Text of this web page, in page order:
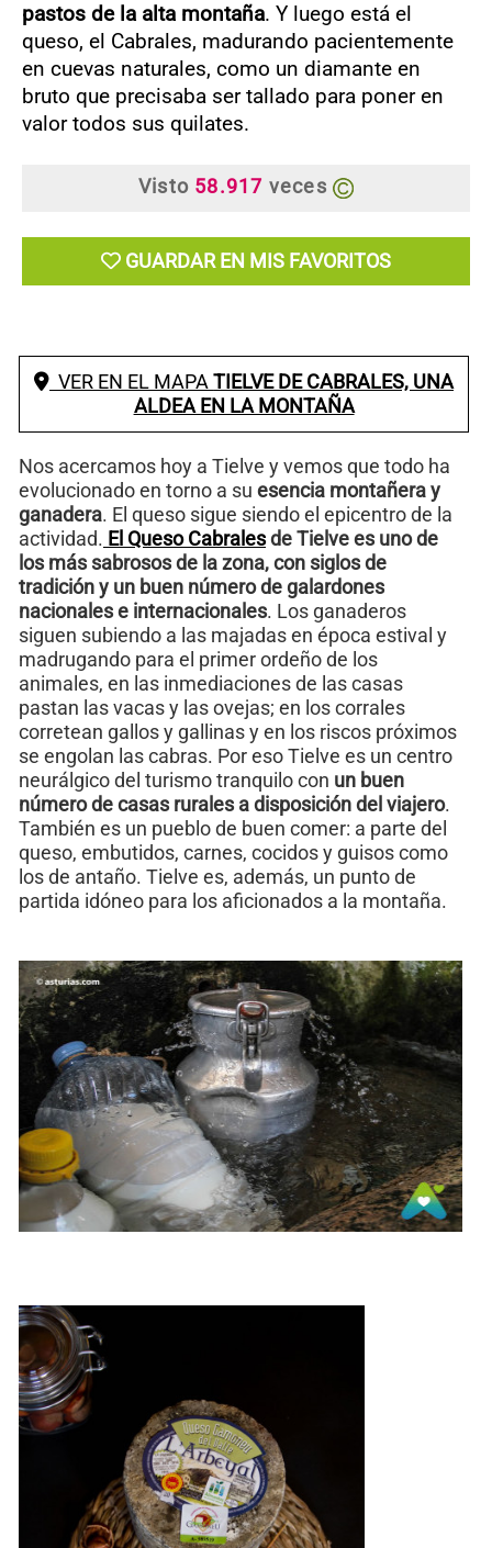
pastos de la alta montaña. Y luego está el
queso, el Cabrales, madurando pacientemente
en cuevas naturales, como un diamante en
bruto que precisaba ser tallado para poner en
valor todos sus quilates.
Visto 58.917 veces
GUARDAR EN MIS FAVORITOS
VER EN EL MAPATIELVE DE CABRALES, UNA
ALDEA EN LA MONTAÑA
Nos acercamos hoy a Tielve y vemos que todo ha
evolucionado en torno a su esencia montañera y
ganadera. El queso sigue siendo el epicentro de la
actividad. El Queso Cabralesde Tielve es uno de
los más sabrosos de la zona, con siglos de
tradición y un buen número de galardones
nacionales e internacionales. Los ganaderos
siguen subiendo a las majadas en época estival y
madrugando para el primer ordeño de los
animales, en las inmediaciones de las casas
pastan las vacas y las ovejas; en los corrales
corretean gallos y gallinas y en los riscos próximos
se engolan las cabras. Por eso Tielve es un centro
neurálgico del turismo tranquilo con un buen
número de casas rurales a disposición del viajero.
También es un pueblo de buen comer: a parte del
queso, embutidos, carnes, cocidos y guisos como
los de antaño. Tielve es, además, un punto de
partida idóneo para los aficionados a la montaña.